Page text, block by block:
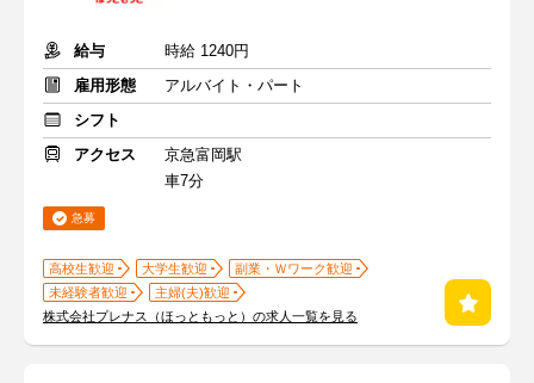
給与
時給 1240円
雇用形態
アルバイト・パート
シフト
アクセス
京急富岡駅
車7分
急募
高校生歓迎 大学生歓迎
副業・Ｗワーク歓迎
未経験者歓迎
主婦(夫)歓迎
株式会社プレナス（ほっともっと）の求人一覧を見る